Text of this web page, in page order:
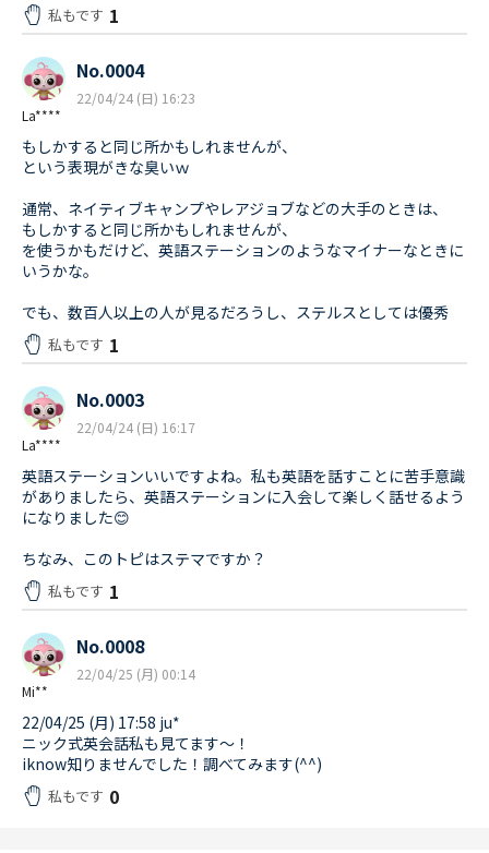
私もです 1
La****
No.0004
22/04/24 (日) 16:23
もしかすると同じ所かもしれませんが、
という表現がきな臭いｗ
通常、ネイティブキャンプやレアジョブなどの大手のときは、
もしかすると同じ所かもしれませんが、
を使うかもだけど、英語ステーションのようなマイナーなときに
いうかな。
でも、数百人以上の人が見るだろうし、ステルスとしては優秀
私もです 1
La****
No.0003
22/04/24 (日) 16:17
英語ステーションいいですよね。私も英語を話すことに苦手意識
がありましたら、英語ステーションに入会して楽しく話せるよう
になりました😊
ちなみ、このトピはステマですか？
私もです 1
Mi**
No.0008
22/04/25 (月) 00:14
22/04/25 (月) 17:58 ju*
ニック式英会話私も見てます〜！
iknow知りませんでした！調べてみます(^^)
私もです 0